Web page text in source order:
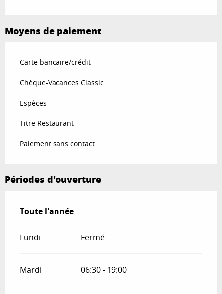
Moyens de paiement
Carte bancaire/crédit
Chèque-Vacances Classic
Espèces
Titre Restaurant
Paiement sans contact
Périodes d'ouverture
Toute l'année
Toute l'année
Lundi Fermé
Mardi 06:30 - 19:00